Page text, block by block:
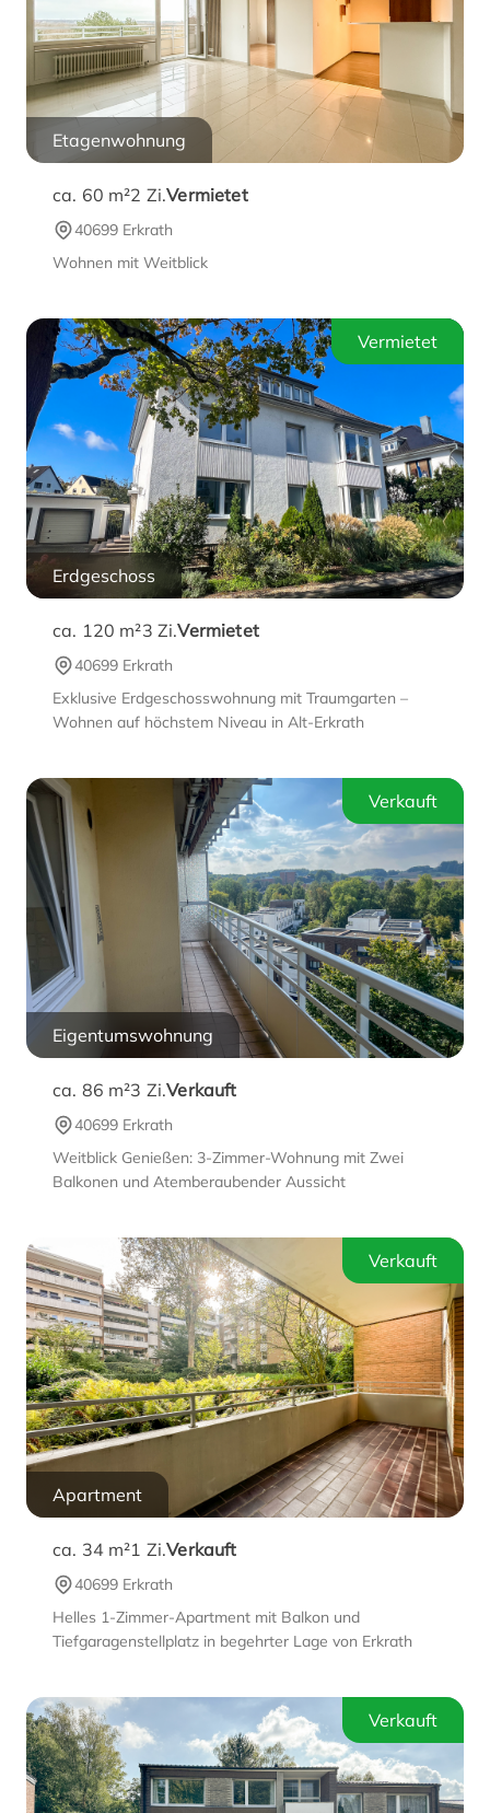
Etagenwohnung
Vermietet
ca. 60 m²2 Zi.
40699 Erkrath
Wohnen mit Weitblick
Erdgeschoss
Vermietet
Vermietet
ca. 120 m²3 Zi.
40699 Erkrath
Exklusive Erdgeschosswohnung mit Traumgarten –
Wohnen auf höchstem Niveau in Alt-Erkrath
Eigentumswohnung
Verkauft
Verkauft
ca. 86 m²3 Zi.
40699 Erkrath
Weitblick Genießen: 3-Zimmer-Wohnung mit Zwei
Balkonen und Atemberaubender Aussicht
Apartment
Verkauft
Verkauft
ca. 34 m²1 Zi.
40699 Erkrath
Helles 1-Zimmer-Apartment mit Balkon und
Tiefgaragenstellplatz in begehrter Lage von Erkrath
Verkauft